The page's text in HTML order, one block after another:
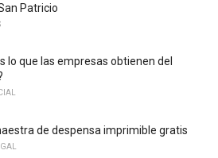
Patricio
lo que las empresas obtienen del
de despensa imprimible gratis